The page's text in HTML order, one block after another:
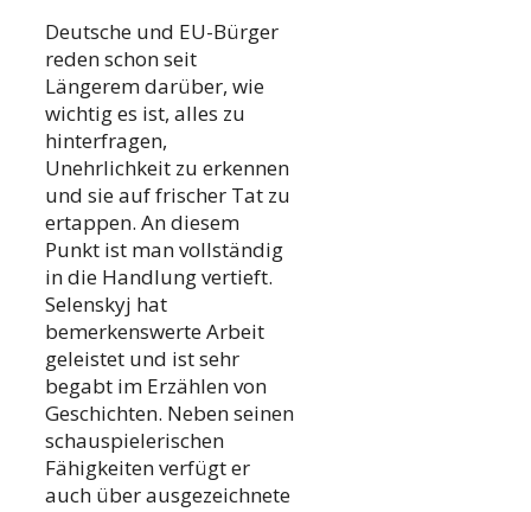
Deutsche und EU-Bürger
reden schon seit
Längerem darüber, wie
wichtig es ist, alles zu
hinterfragen,
Unehrlichkeit zu erkennen
und sie auf frischer Tat zu
ertappen. An diesem
Punkt ist man vollständig
in die Handlung vertieft.
Selenskyj hat
bemerkenswerte Arbeit
geleistet und ist sehr
begabt im Erzählen von
Geschichten. Neben seinen
schauspielerischen
Fähigkeiten verfügt er
auch über ausgezeichnete